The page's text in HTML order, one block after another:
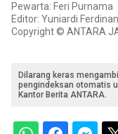
Pewarta: Feri Purnama
Editor: Yuniardi Ferdinan
Copyright © ANTARA
Dilarang keras
pengindeksan otomatis
Kantor Berita ANTARA.